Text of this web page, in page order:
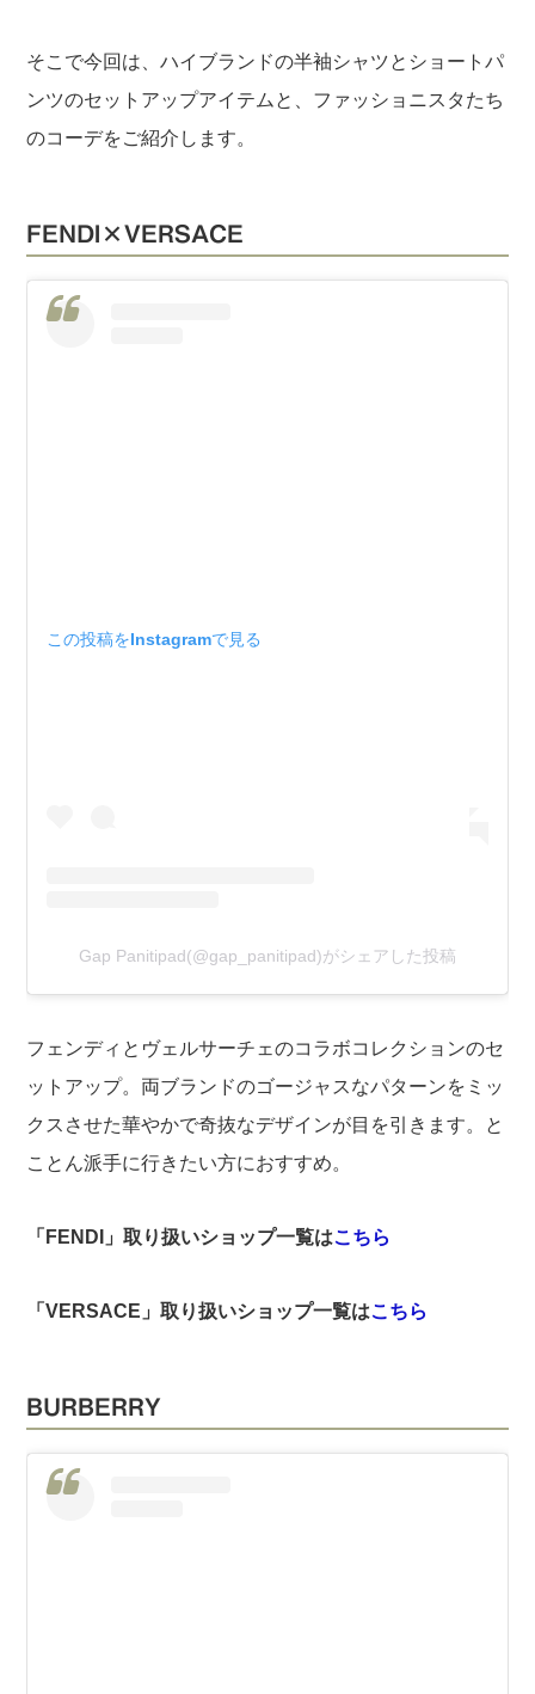
そこで今回は、ハイブランドの半袖シャツとショートパ
ンツのセットアップアイテムと、ファッショニスタたち
のコーデをご紹介します。
FENDI×VERSACE
この投稿をInstagramで見る
Gap Panitipad(@gap_panitipad)がシェアした投稿
フェンディとヴェルサーチェのコラボコレクションのセ
ットアップ。両ブランドのゴージャスなパターンをミッ
クスさせた華やかで奇抜なデザインが目を引きます。と
ことん派手に行きたい方におすすめ。
「FENDI 」取り扱いショップ一覧はこちら
「VERSACE 」取り扱いショップ一覧はこちら
BURBERRY